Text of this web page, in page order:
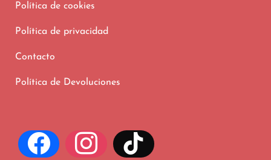
Política de cookies
Política de privacidad
Contacto
Política de Devoluciones